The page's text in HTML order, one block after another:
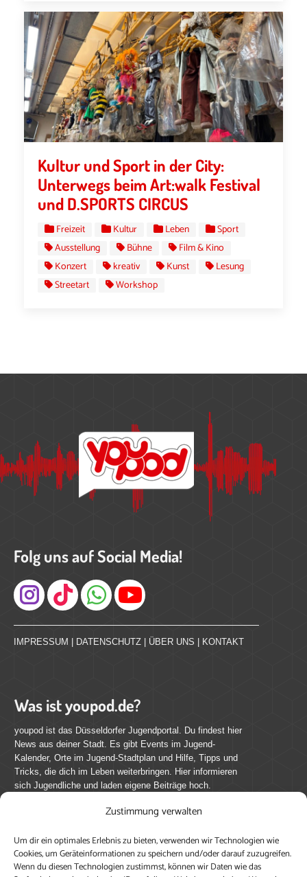
Zustimmung verwalten
Um dir ein optimales Erlebnis zu bieten, verwenden wir Technologien wie
Cookies, um Geräteinformationen zu speichern und/oder darauf zuzugreifen.
Wenn du diesen Technologien zustimmst, können wir Daten wie das
Kultur und Sport in der City:
Unterwegs beim Art:walk Festival
und D.SPORTS CIRCUS
Freizeit Kultur Leben
Sport
Ausstellung
Bühne
Film & Kino
Konzert
kreativ Kunst
Lesung
Streetart
Workshop
Folg uns auf Social Media!
Instagram
IMPRESSUM | DATENSCHUTZ | ÜBER UNS | KONTAKT
Was ist youpod.de?
youpod ist das Düsseldorfer Jugendportal. Du findest hier
News aus deiner Stadt. Es gibt Events im Jugend-
Kalender, Orte im Jugend-Stadtplan und Hilfe, Tipps und
Tricks, die dich im Leben weiterbringen. Hier informieren
sich Jugendliche und laden eigene Beiträge hoch.
youpod.de lebt von Menschen wie dir. Sammel
journalistische Erfahrung, teile deine Perspektive und